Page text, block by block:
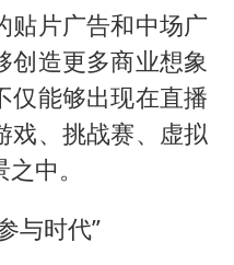
贴片广告和中场广
创造更多商业想象
仅能够出现在直播
戏、挑战赛、虚拟
中。
与时代”